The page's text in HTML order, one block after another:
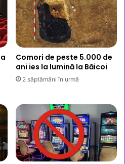
Comori de peste 5.000 de
ani ies la lumină la Băicoi
2 săptămâni în urmă